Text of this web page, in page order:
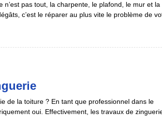
pas tout, la charpente, le plafond, le mur et la
c’est le réparer au plus vite le problème de
de la toiture ? En tant que professionnel dans le
oui. Effectivement, les travaux de